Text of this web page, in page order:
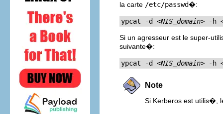
la carte /etc/passwd�:
ypcat -d <NIS_domain> -h
Si un agresseur est le super-
suivante�:
ypcat -d <NIS_domain> -h
Note
Si Kerberos est utilis�,